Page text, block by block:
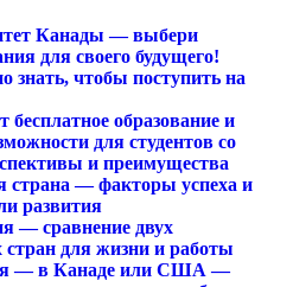
Канады — выбери
для своего будущего!
знать, чтобы поступить на
бесплатное образование и
для студентов со
и преимущества
страна — факторы успеха и
развития
— сравнение двух
для жизни и работы
— в Канаде или США —